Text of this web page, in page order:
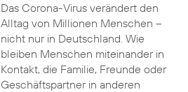
Das Corona-Virus verändert den
Alltag von Millionen Menschen –
nicht nur in Deutschland. Wie
bleiben Menschen miteinander in
Kontakt, die Familie, Freunde oder
Geschäftspartner in anderen